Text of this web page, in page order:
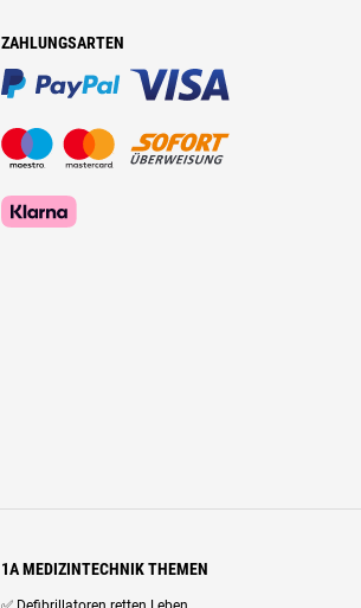
ZAHLUNGSARTEN
1A MEDIZINTECHNIK THEMEN